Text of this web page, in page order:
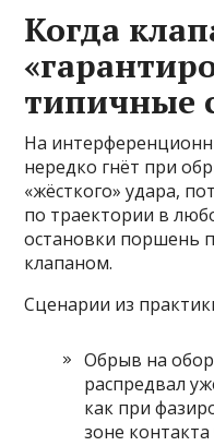
Когда
типичные
На
нередко гнёт при
«жёсткого» удара,
по траектории в
остановки поршень
клапаном.
Сценарии из
Обрыв на
распредвал
как при
зоне